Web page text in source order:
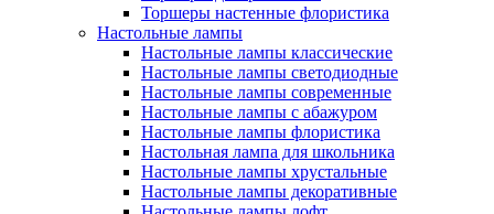
Торшеры настенные флористика
Настольные лампы
Настольные лампы классические
Настольные лампы светодиодные
Настольные лампы современные
Настольные лампы с абажуром
Настольные лампы флористика
Настольная лампа для школьника
Настольные лампы хрустальные
Настольные лампы декоративные